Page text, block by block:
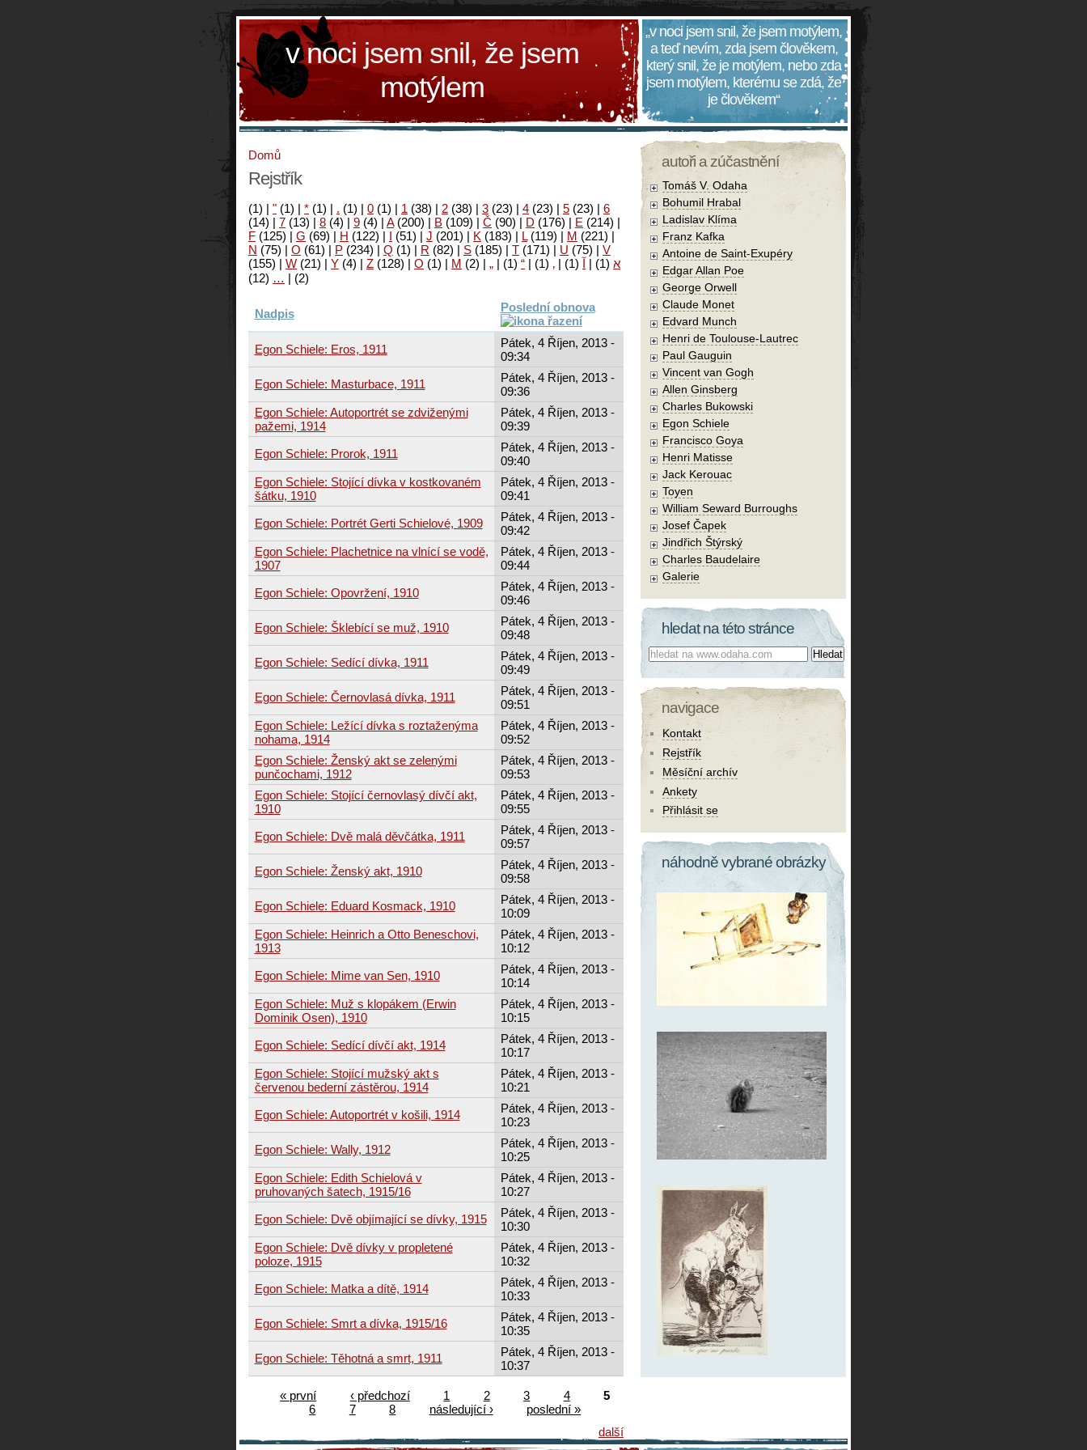
v noci jsem snil, že jsem
motýlem
„v noci jsem snil, že jsem motýlem,
a teď nevím, zda jsem člověkem,
který snil, že je motýlem, nebo zda
jsem motýlem, kterému se zdá, že
je člověkem“
Domů
Rejstřík
(1) | " (1) | * (1) | . (1) | 0 (1) | 1 (38) | 2 (38) | 3 (23) | 4 (23) | 5 (23) | 6
(14) | 7 (13) | 8 (4) | 9 (4) | A(200) | B (109) | Č (90) | D (176) | E (214) |
F (125) | G (69) | H (122) | I (51) | J (201) | K (183) | L(119) | M (221) |
N (75) | O (61) | P (234) | Q (1) | R (82) | S (185) | T (171) | U (75) | V
(155) | W (21) | Y (4) | Z (128) | Ο (1) | М (2) | א (1)
| آ (1)
|
‚
(1)
|
“
(1)
|
„
(2)
|
…
(12)
Nadpis Poslední obnova
Egon Schiele: Eros, 1911
Pátek, 4 Říjen, 2013 -
09:34
Egon Schiele: Masturbace, 1911
Pátek, 4 Říjen, 2013 -
09:36
Egon Schiele: Autoportrét se zdviženými
pažemi, 1914
Pátek, 4 Říjen, 2013 -
09:39
Egon Schiele: Prorok, 1911
Pátek, 4 Říjen, 2013 -
09:40
Egon Schiele: Stojící dívka v kostkovaném
šátku, 1910
Pátek, 4 Říjen, 2013 -
09:41
Egon Schiele: Portrét Gerti Schielové, 1909
Pátek, 4 Říjen, 2013 -
09:42
Egon Schiele: Plachetnice na vlnící se vodě,
1907
Pátek, 4 Říjen, 2013 -
09:44
Egon Schiele: Opovržení, 1910
Pátek, 4 Říjen, 2013 -
09:46
Egon Schiele: Šklebící se muž, 1910
Pátek, 4 Říjen, 2013 -
09:48
Egon Schiele: Sedící dívka, 1911
Pátek, 4 Říjen, 2013 -
09:49
Egon Schiele: Černovlasá dívka, 1911
Pátek, 4 Říjen, 2013 -
09:51
Egon Schiele: Ležící dívka s roztaženýma
nohama, 1914
Pátek, 4 Říjen, 2013 -
09:52
Egon Schiele: Ženský akt se zelenými
punčochami, 1912
Pátek, 4 Říjen, 2013 -
09:53
Egon Schiele: Stojící černovlasý dívčí akt,
1910
Pátek, 4 Říjen, 2013 -
09:55
Egon Schiele: Dvě malá děvčátka, 1911
Pátek, 4 Říjen, 2013 -
09:57
Egon Schiele: Ženský akt, 1910
Pátek, 4 Říjen, 2013 -
09:58
Egon Schiele: Eduard Kosmack, 1910
Pátek, 4 Říjen, 2013 -
10:09
Egon Schiele: Heinrich a Otto Beneschovi,
1913
Pátek, 4 Říjen, 2013 -
10:12
Egon Schiele: Mime van Sen, 1910
Pátek, 4 Říjen, 2013 -
10:14
Egon Schiele: Muž s klopákem (Erwin
Dominik Osen), 1910
Pátek, 4 Říjen, 2013 -
10:15
Egon Schiele: Sedící dívčí akt, 1914
Pátek, 4 Říjen, 2013 -
10:17
Egon Schiele: Stojící mužský akt s
červenou bederní zástěrou, 1914
Pátek, 4 Říjen, 2013 -
10:21
Egon Schiele: Autoportrét v košili, 1914
Pátek, 4 Říjen, 2013 -
10:23
Egon Schiele: Wally, 1912
Pátek, 4 Říjen, 2013 -
10:25
Egon Schiele: Edith Schielová v
pruhovaných šatech, 1915/16
Pátek, 4 Říjen, 2013 -
10:27
Egon Schiele: Dvě objímající se dívky, 1915
Pátek, 4 Říjen, 2013 -
10:30
Egon Schiele: Dvě dívky v propletené
poloze, 1915
Pátek, 4 Říjen, 2013 -
10:32
Egon Schiele: Matka a dítě, 1914
Pátek, 4 Říjen, 2013 -
10:33
Egon Schiele: Smrt a dívka, 1915/16
Pátek, 4 Říjen, 2013 -
10:35
Egon Schiele: Těhotná a smrt, 1911
Pátek, 4 Říjen, 2013 -
10:37
« první ‹ předchozí 1 2 3 4
5
6
7 8 následující ›
poslední »
další
autoři a zúčastnění
Tomáš V. Odaha
Bohumil Hrabal
Ladislav Klíma
Franz Kafka
Antoine de Saint-Exupéry
Edgar Allan Poe
George Orwell
Claude Monet
Edvard Munch
Henri de Toulouse-Lautrec
Paul Gauguin
Vincent van Gogh
Allen Ginsberg
Charles Bukowski
Egon Schiele
Francisco Goya
Henri Matisse
Jack Kerouac
Toyen
William Seward Burroughs
Josef Čapek
Jindřich Štýrský
Charles Baudelaire
Galerie
hledat na této stránce
Co hledat:
navigace
Kontakt
Rejstřík
Měsíční archív
Ankety
Přihlásit se
náhodně vybrané obrázky